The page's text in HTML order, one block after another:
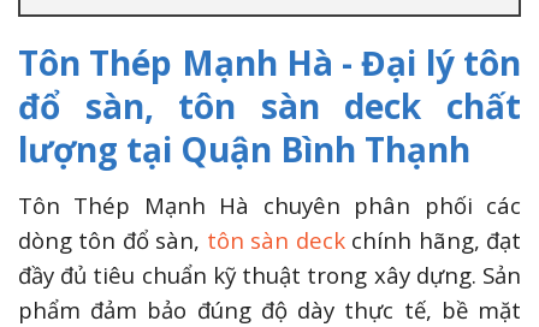
Tôn Thép Mạnh Hà - Đại lý tôn
đổ sàn, tôn sàn deck chất
lượng tại Quận Bình Thạnh
Tôn Thép Mạnh Hà chuyên phân phối các
dòng tôn đổ sàn, tôn sàn deckchính hãng, đạt
đầy đủ tiêu chuẩn kỹ thuật trong xây dựng. Sản
phẩm đảm bảo đúng độ dày thực tế, bề mặt